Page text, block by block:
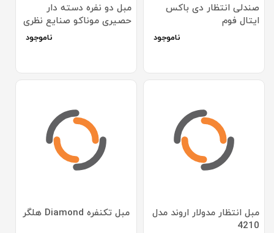
صندلی انتظار دی باکس
ایتال فوم
ناموجود
مبل دو نفره دسته دار
حصیری موناکو صنایع نظری
ناموجود
مبل انتظار مدولار اروند مدل
4210
مبل تکنفره Diamond هلگر